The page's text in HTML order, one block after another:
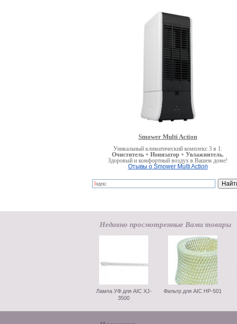
Smower Multi Action
Уникальный климатический комплекс 3 в 1:
Очиститель + Ионизатор + Увлажнитель.
Здоровый и комфортный воздух в Вашем доме!
Отывы о Smower Multi Action
Недавно просмотренные Вами товары
Лампа УФ для AIC XJ-
3500
Фильтр для AIC HP-501